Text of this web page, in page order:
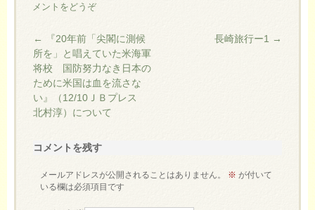
メントをどうぞ
←
『20年前「尖閣に測候
所を」と唱えていた米海軍
将校 国防努力なき日本の
ために米国は血を流さな
い』（12/10ＪＢプレス
北村淳）について
長崎旅行ー1 →
コメントを残す
メールアドレスが公開されることはありません。 ※ が付いて
いる欄は必須項目です